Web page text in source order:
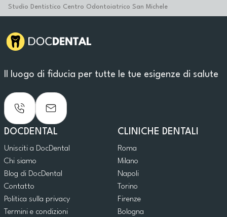
Studio Dentistico Centro Odontoiatrico San Michele
Il luogo di fiducia per tutte le tue esigenze di salute
DOCDENTAL
Unisciti a DocDental
Chi siamo
Blog di DocDental
Contatto
Politica sulla privacy
Termini e condizioni
CLINICHE DENTALI
Roma
Milano
Napoli
Torino
Firenze
Bologna